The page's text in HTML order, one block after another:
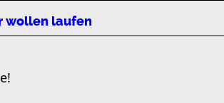
wollen laufen